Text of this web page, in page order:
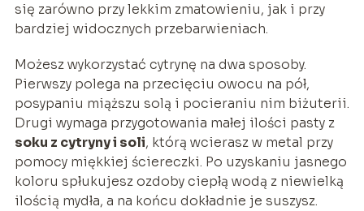
się zarówno przy lekkim zmatowieniu, jak i przy
bardziej widocznych przebarwieniach.
Możesz wykorzystać cytrynę na dwa sposoby.
Pierwszy polega na przecięciu owocu na pół,
posypaniu miąższu solą i pocieraniu nim biżuterii.
Drugi wymaga przygotowania małej ilości pasty z
soku z cytryny i soli, którą wcierasz w metal przy
pomocy miękkiej ściereczki. Po uzyskaniu jasnego
koloru spłukujesz ozdoby ciepłą wodą z niewielką
ilością mydła, a na końcu dokładnie je suszysz.